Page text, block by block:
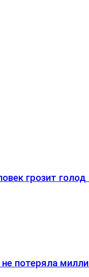
грозит
потеряла